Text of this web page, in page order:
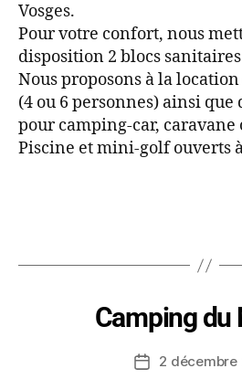
Vosges.
Pour votre confort, nous
disposition 2 blocs
Nous proposons à la
(4 ou 6 personnes) ainsi que
pour camping-car, caravane
Piscine et mini-golf ouverts
Camping du
2 décembre